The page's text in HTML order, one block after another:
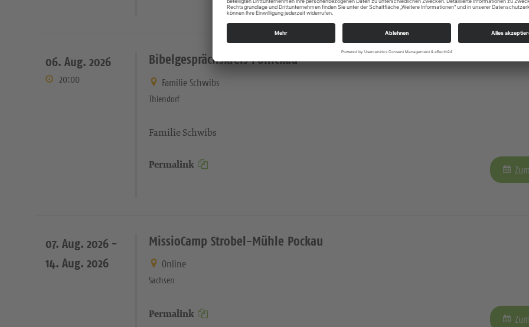
06. Aug. 2026
20:00
Bibelgesprächskreis Ponickau
Familie Schwibs
Thiendorf
Familie Schwibs
Permalink
07. Aug. 2026 -
14. Aug. 2026
MissioCamp Strobel-Mühle Pockau
Online
Sachsen
Permalink